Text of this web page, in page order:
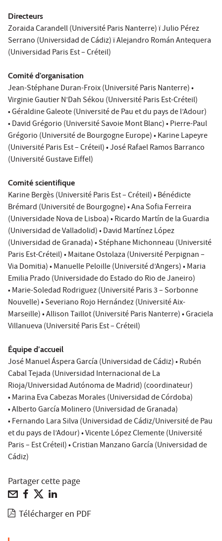
Directeurs
Zoraida Carandell (Université Paris Nanterre) ï Julio Pérez
Serrano (Universidad de Cádiz) ï Alejandro Román Antequera
(Universidad Paris Est – Créteil)
Comité d’organisation
Jean-Stéphane Duran-Froix (Université Paris Nanterre) •
Virginie Gautier N’Dah Sékou (Université Paris Est-Créteil)
• Géraldine Galeote (Université de Pau et du pays de l’Adour)
• David Grégorio (Université Savoie Mont Blanc) • Pierre-Paul
Grégorio (Université de Bourgogne Europe) • Karine Lapeyre
(Université Paris Est – Créteil) • José Rafael Ramos Barranco
(Université Gustave Eiffel)
Comité scientifique
Karine Bergès (Université Paris Est – Créteil) • Bénédicte
Brémard (Université de Bourgogne) • Ana Sofia Ferreira
(Universidade Nova de Lisboa) • Ricardo Martín de la Guardia
(Universidad de Valladolid) • David Martínez López
(Universidad de Granada) • Stéphane Michonneau (Université
Paris Est-Créteil) • Maitane Ostolaza (Université Perpignan –
Via Domitia) • Manuelle Peloille (Université d’Angers) • Maria
Emilia Prado (Universidade do Estado do Rio de Janeiro)
• Marie-Soledad Rodriguez (Université Paris 3 – Sorbonne
Nouvelle) • Severiano Rojo Hernández (Université Aix-
Marseille) • Allison Taillot (Université Paris Nanterre) • Graciela
Villanueva (Université Paris Est – Créteil)
Équipe d’accueil
José Manuel Áspera García (Universidad de Cádiz) • Rubén
Cabal Tejada (Universidad Internacional de La
Rioja/Universidad Autónoma de Madrid) (coordinateur)
• Marina Eva Cabezas Morales (Universidad de Córdoba)
• Alberto García Molinero (Universidad de Granada)
• Fernando Lara Silva (Universidad de Cádiz/Université de Pau
et du pays de l’Adour) • Vicente López Clemente (Université
Paris – Est Créteil) • Cristian Manzano García (Universidad de
Cádiz)
Partager cette page
Télécharger en PDF